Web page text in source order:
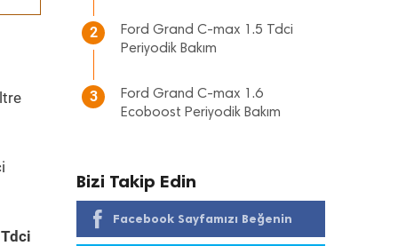
2
Ford Grand C-max 1.5 Tdci
Periyodik Bakım
3
Ford Grand C-max 1.6
Ecoboost Periyodik Bakım
Bizi Takip Edin
Facebook Sayfamızı Beğenin